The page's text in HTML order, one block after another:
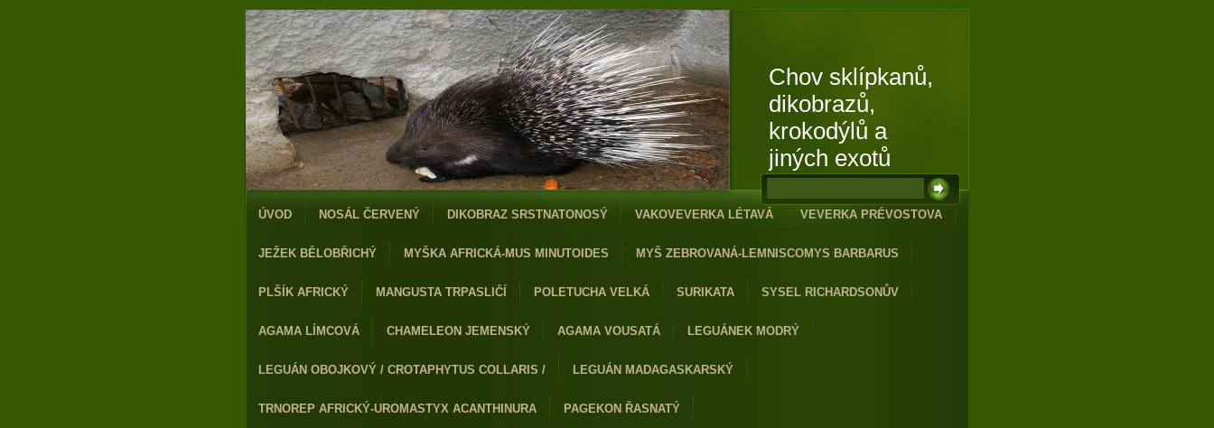
Chov sklípkanů,
dikobrazů,
krokodýlů a
jiných exotů
ÚVOD NOSÁL ČERVENÝ DIKOBRAZ SRSTNATONOSÝ VAKOVEVERKA LÉTAVÁ VEVERKA PRÉVOSTOVA
JEŽEK BĚLOBŘICHÝ MYŠKA AFRICKÁ-MUS MINUTOIDES MYŠ ZEBROVANÁ-LEMNISCOMYS BARBARUS
PLŠÍK AFRICKÝ MANGUSTA TRPASLIČÍ POLETUCHA VELKÁ SURIKATA SYSEL RICHARDSONŮV
AGAMA LÍMCOVÁ CHAMELEON JEMENSKÝ AGAMA VOUSATÁ LEGUÁNEK MODRÝ
LEGUÁN OBOJKOVÝ / CROTAPHYTUS COLLARIS / LEGUÁN MADAGASKARSKÝ
TRNOREP AFRICKÝ-UROMASTYX ACANTHINURA PAGEKON ŘASNATÝ